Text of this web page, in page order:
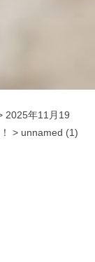
2025年11月19
> unnamed (1)